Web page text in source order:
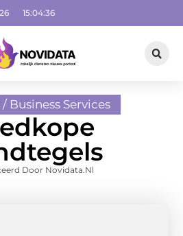
15:04:37
/ Business Services
Door Novidata.nl